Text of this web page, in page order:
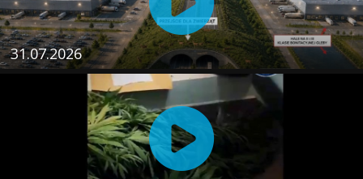
31.07.2026